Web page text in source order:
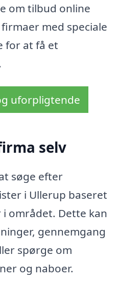
om tilbud online
med speciale
at få et
uforpligtende
selv
søge efter
i Ullerup baseret
området. Dette kan
gennemgang
spørge om
og naboer.